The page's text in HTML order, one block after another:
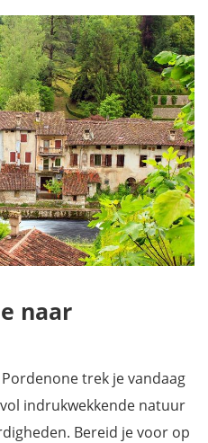
naar
trek je vandaag
indrukwekkende natuur
Bereid je voor op